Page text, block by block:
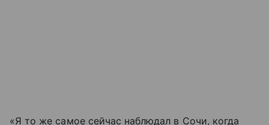
«Я то же самое сейчас наблюдал в Сочи, когда